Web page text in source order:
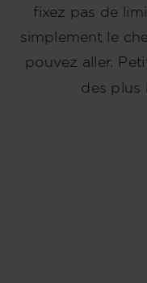
fixez pas de
simplement le
pouvez aller.
des plus